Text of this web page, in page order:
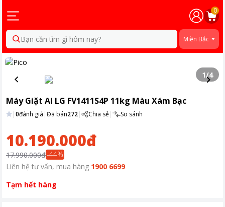
0
Bạn cần tìm gì hôm nay? Miền Bắc
1/4
Máy Giặt AI LG FV1411S4P 11kg Màu Xám Bạc
|0đánh giá |Đã bán272| Chia sẻ| So sánh
10.190.000đ
17.990.000đ-44%
Liên hệ tư vấn, mua hàng 1900 6699
Tạm hết hàng